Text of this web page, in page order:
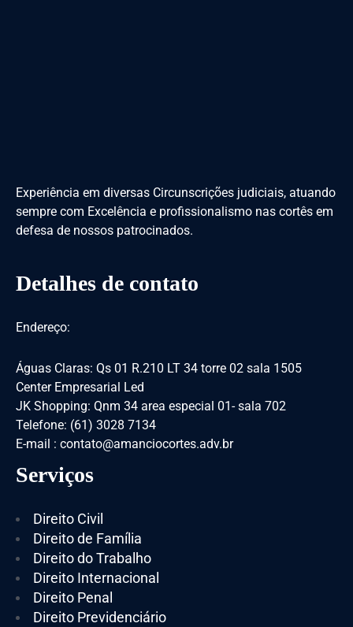
Experiência em diversas Circunscrições judiciais, atuando
sempre com Excelência e profissionalismo nas cortês em
defesa de nossos patrocinados.
Detalhes de contato
Endereço:
Águas Claras: Qs 01 R.210 LT 34 torre 02 sala 1505
Center Empresarial Led
JK Shopping: Qnm 34 area especial 01- sala 702
Telefone: (61) 3028 7134
E-mail : contato@amanciocortes.adv.br
Serviços
Direito Civil
Direito de Família
Direito do Trabalho
Direito Internacional
Direito Penal
Direito Previdenciário